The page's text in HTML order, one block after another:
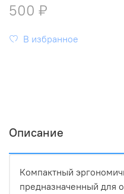
500 ₽
В избранное
Описание
Компактный
предназначенный для